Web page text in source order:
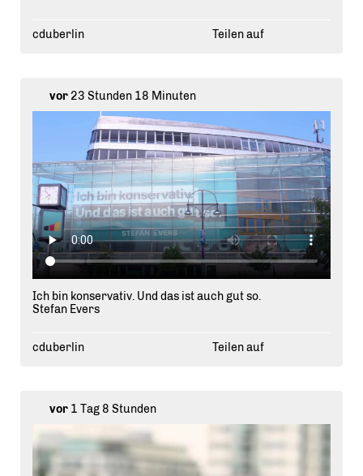
Hauptstadt einstehen.
cduberlin Teilen auf
vor23 Stunden 18 Minuten
Ich bin konservativ. Und das ist auch gut so.
Stefan Evers
cduberlin Teilen auf
vor1 Tag 8 Stunden